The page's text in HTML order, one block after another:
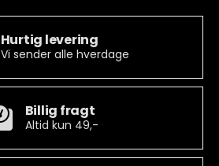
Hurtig levering
Vi sender alle hverdage
Billig fragt
Altid kun 49,-